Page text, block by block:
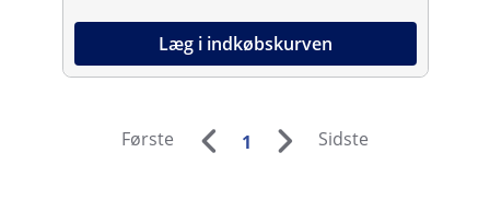
Læg i indkøbskurven
Første 1 Sidste